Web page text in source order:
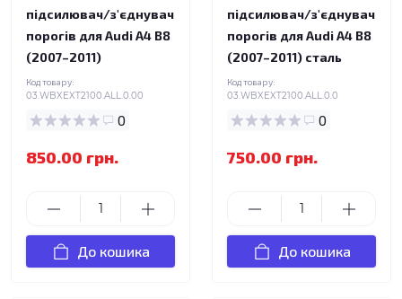
підсилювач/з'єднувач
порогів для Audi A4 B8
(2007–2011)
Код товару:
03.WBXEXT2100.ALL.0.00
0
850.00 грн.
До кошика
підсилювач/з'єднувач
порогів для Audi A4 B8
(2007–2011) сталь
Код товару:
03.WBXEXT2100.ALL.0.0
0
750.00 грн.
До кошика